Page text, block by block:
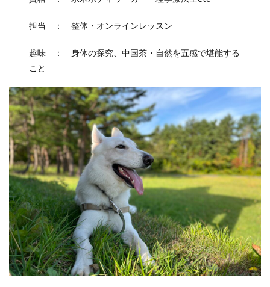
担当 ： 整体・オンラインレッスン
趣味 ： 身体の探究、中国茶・自然を五感で堪能する
こと